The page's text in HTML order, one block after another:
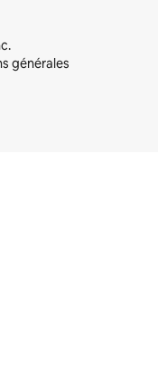
générales